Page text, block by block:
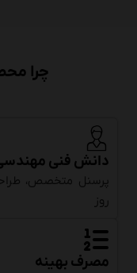
چرا
دانش فنی
پرسنل متخصص،
روز
مصرف بهینه